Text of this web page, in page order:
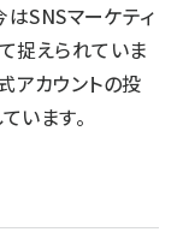
はSNSマーケティ
捉えられていま
アカウントの投
います。